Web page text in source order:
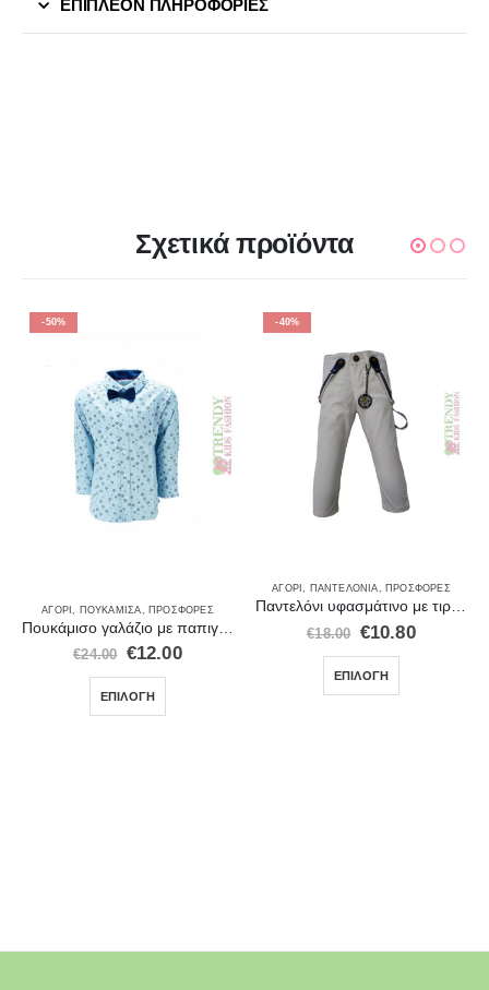
ΕΠΙΠΛΈΟΝ ΠΛΗΡΟΦΟΡΊΕΣ
Σχετικά προϊόντα
-50%
ΑΓΌΡΙ ΠΟΥΚΆΜΙΣΑ ΠΡΟΣΦΟΡΈΣ
€24.00 €12.00
ΕΠΙΛΟΓΉ
-40%
ΑΓΌΡΙ ΠΑΝΤΕΛΌΝΙΑ ΠΡΟΣΦΟΡΈΣ
€18.00 €10.80
ΕΠΙΛΟΓΉ